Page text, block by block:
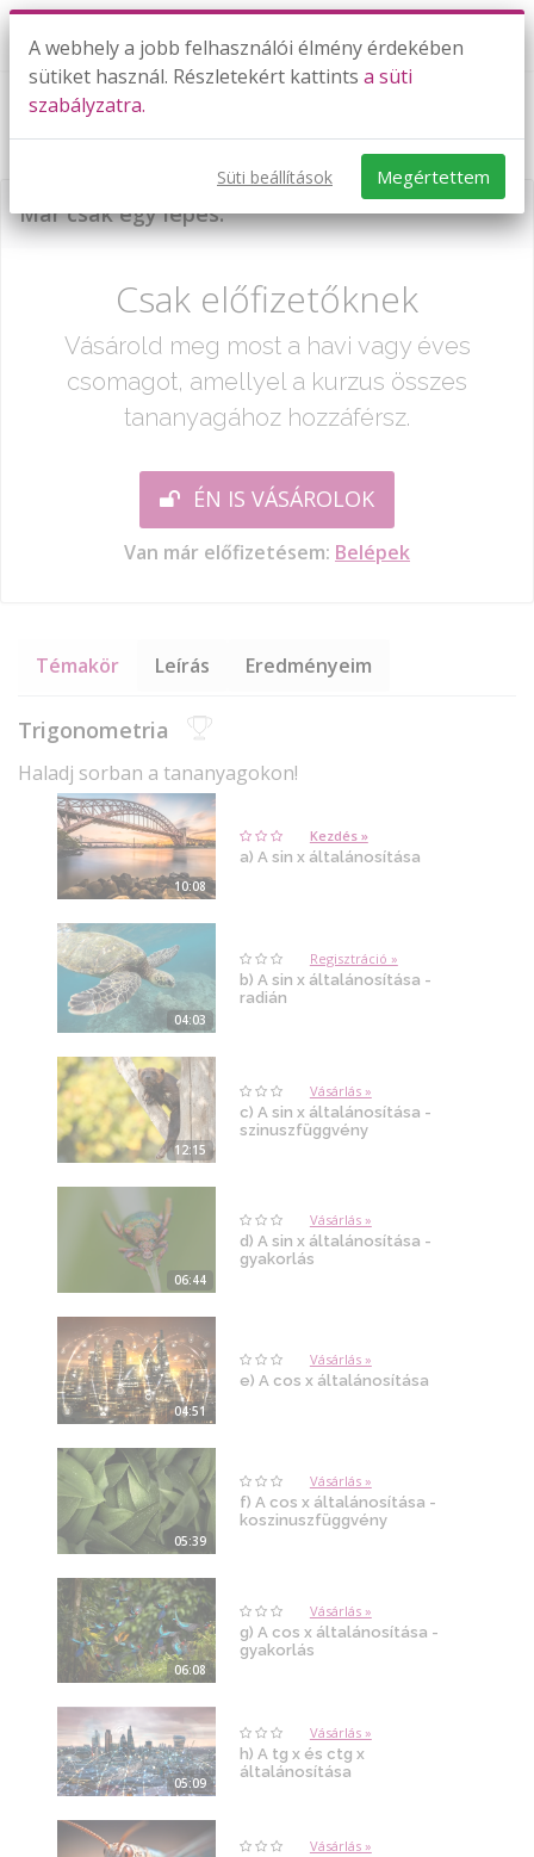
A sin x általánosítása - gyakorlás
Már csak egy lépés:
Csak előfizetőknek
Vásárold meg most a havi vagy éves
csomagot, amellyel a kurzus összes
tananyagához hozzáférsz.
ÉN IS VÁSÁROLOK
Van már előfizetésem: Belépek
Témakör Leírás Eredményeim
Trigonometria
Haladj sorban a tananyagokon!
10:08
Kezdés »
a) A sin x általánosítása
04:03
Regisztráció »
b) A sin x általánosítása -
radián
12:15
Vásárlás »
c) A sin x általánosítása -
szinuszfüggvény
06:44
Vásárlás »
d) A sin x általánosítása -
gyakorlás
04:51
Vásárlás »
e) A cos x általánosítása
05:39
Vásárlás »
f) A cos x általánosítása -
koszinuszfüggvény
06:08
Vásárlás »
g) A cos x általánosítása -
gyakorlás
05:09
Vásárlás »
h) A tg x és ctg x
általánosítása
Vásárlás »
A webhely a jobb felhasználói élmény érdekében
sütiket használ. Részletekért kattints a süti
szabályzatra.
Süti beállítások Megértettem